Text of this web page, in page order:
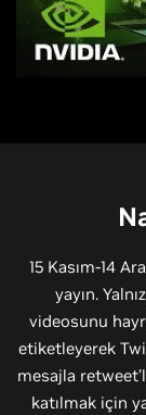
15 Kasım-14
yayın.
videosunu
etiketleyerek
mesajla
katılmak için